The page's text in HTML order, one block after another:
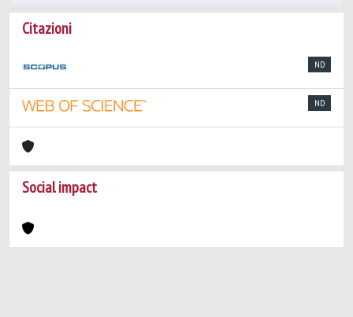
Citazioni
ND
ND
Social impact